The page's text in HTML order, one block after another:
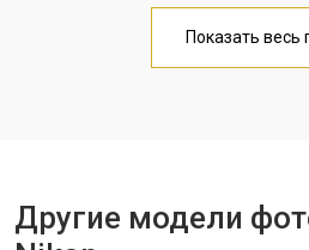
Чистка матрицы
Показать весь
Другие модели